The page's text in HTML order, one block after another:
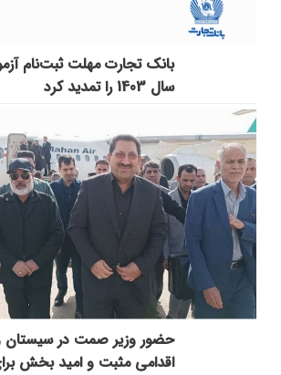
بانک تجارت مهلت ثبت‌نام
سال 1403 را تمدید کرد
حضور وزیر صمت در سیستان
اقدامی مثبت و امید بخش